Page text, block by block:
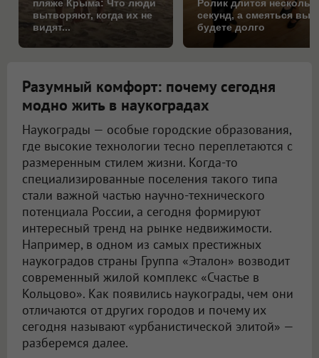
пляже Крыма: Что люди
вытворяют, когда их не
видят...
Ролик длится
секунд, а смеяться вы
будете долго
Разумный комфорт: почему сегодня
модно жить в наукоградах
Наукограды — особые городские образования,
где высокие технологии тесно переплетаются с
размеренным стилем жизни. Когда-то
специализированные поселения такого типа
стали важной частью научно-технического
потенциала России, а сегодня формируют
интересный тренд на рынке недвижимости.
Например, в одном из самых престижных
наукоградов страны Группа «Эталон» возводит
современный жилой комплекс «Счастье в
Кольцово». Как появились наукограды, чем они
отличаются от других городов и почему их
сегодня называют «урбанистической элитой» —
разберемся далее.